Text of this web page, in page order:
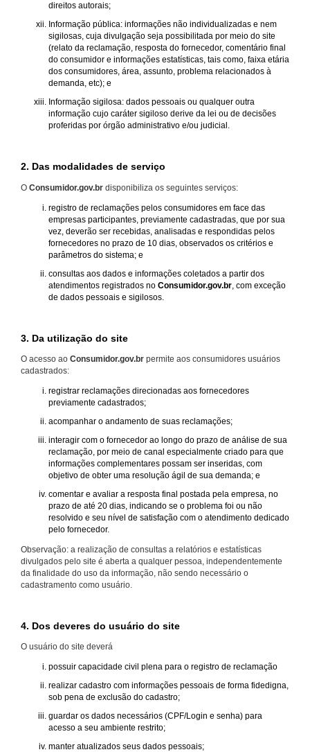
direitos autorais;
Informação pública: informações não individualizadas e nem
sigilosas, cuja divulgação seja possibilitada por meio do site
(relato da reclamação, resposta do fornecedor, comentário final
do consumidor e informações estatísticas, tais como, faixa etária
dos consumidores, área, assunto, problema relacionados à
demanda, etc); e
Informação sigilosa: dados pessoais ou qualquer outra
informação cujo caráter sigiloso derive da lei ou de decisões
proferidas por órgão administrativo e/ou judicial.
2. Das modalidades de serviço
O Consumidor.gov.br disponibiliza os seguintes serviços:
registro de reclamações pelos consumidores em face das
empresas participantes, previamente cadastradas, que por sua
vez, deverão ser recebidas, analisadas e respondidas pelos
fornecedores no prazo de 10 dias, observados os critérios e
parâmetros do sistema; e
consultas aos dados e informações coletados a partir dos
atendimentos registrados no Consumidor.gov.br , com exceção
de dados pessoais e sigilosos.
3. Da utilização do site
O acesso ao Consumidor.gov.br permite aos consumidores usuários
cadastrados:
registrar reclamações direcionadas aos fornecedores
previamente cadastrados;
acompanhar o andamento de suas reclamações;
interagir com o fornecedor ao longo do prazo de análise de sua
reclamação, por meio de canal especialmente criado para que
informações complementares possam ser inseridas, com
objetivo de obter uma resolução ágil de sua demanda; e
comentar e avaliar a resposta final postada pela empresa, no
prazo de até 20 dias, indicando se o problema foi ou não
resolvido e seu nível de satisfação com o atendimento dedicado
pelo fornecedor.
Observação: a realização de consultas a relatórios e estatísticas
divulgados pelo site é aberta a qualquer pessoa, independentemente
da finalidade do uso da informação, não sendo necessário o
cadastramento como usuário.
4. Dos deveres do usuário do site
O usuário do site deverá
possuir capacidade civil plena para o registro de reclamação
realizar cadastro com informações pessoais de forma fidedigna,
sob pena de exclusão do cadastro;
guardar os dados necessários (CPF/Login e senha) para
acesso a seu ambiente restrito;
manter atualizados seus dados pessoais;